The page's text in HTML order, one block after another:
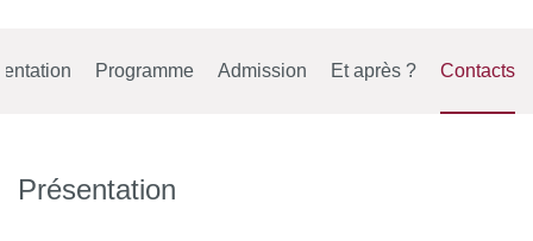
Programme Admission Et après ? Contacts
Présentation